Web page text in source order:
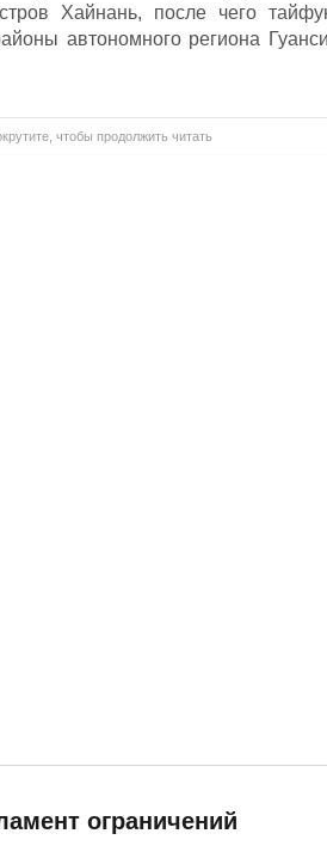
Хайнань, после чего
автономного региона
чтобы продолжить читать
ограничений